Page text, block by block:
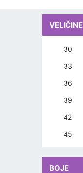
VELIČINE
30
33
36
39
42
45
BOJE